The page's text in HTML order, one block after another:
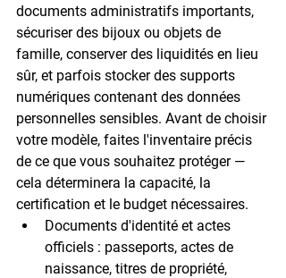
documents administratifs importants,
sécuriser des bijoux ou objets de
famille, conserver des liquidités en lieu
sûr, et parfois stocker des supports
numériques contenant des données
personnelles sensibles. Avant de choisir
votre modèle, faites l'inventaire précis
de ce que vous souhaitez protéger —
cela déterminera la capacité, la
certification et le budget nécessaires.
Documents d'identité et actes
officiels : passeports, actes de
naissance, titres de propriété,